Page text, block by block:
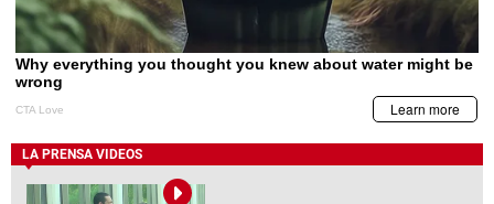
LA PRENSA VIDEOS